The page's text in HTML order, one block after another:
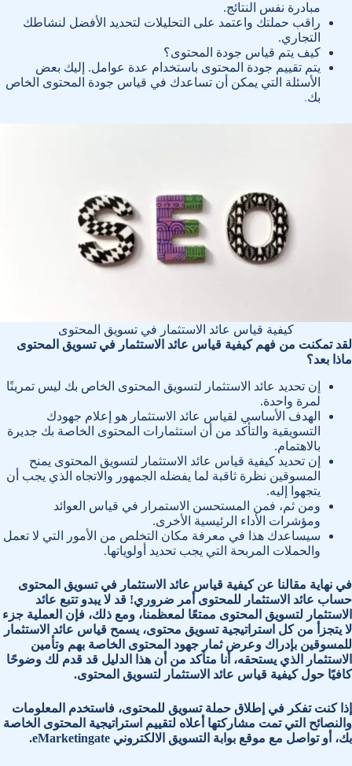
مبادرة نفس النتائج.
راقب حملتك واعتمد على التحليلات لتحديد الأفضل لنشاطك
التجاري.
كيف يتم قياس جودة المحتوى؟
يتم تقييم جودة المحتوى باستخدام عدة عوامل. إليك بعض
الأسئلة التي يمكن أن تساعدك في قياس جودة المحتوى الخاص
بك.
كيفية قياس عائد الاستثمار في تسويق المحتوى
لقد تمكنت من فهم كيفية قياس عائد الاستثمار في تسويق المحتوى
ماذا بعد؟
إن تحديد عائد الاستثمار لتسويق المحتوى الخاص بك ليس تمرينًا
لمرة واحدة.
الهدف الأساسي لقياس عائد الاستثمار هو إعلام جهودك
التسويقية والتأكد من أن استثمارات المحتوى الخاصة بك جديرة
بالاهتمام.
إن تحديد كيفية قياس عائد الاستثمار لتسويق المحتوى يمنح
المسوقين نظرة ثاقبة لما يفضله الجمهور والاتجاه الذي يجب أن
يتجهوا إليه.
ومن ثم، فمن المستحسن الاستمرار في قياس العوائد
ومؤشرات الأداء الرئيسية الأخرى.
سيساعدك هذا في معرفة مكان التخلص من الأمور التي لا تعمل
والحملات المربحة التي يجب تحديد أولوياتها.
في نهاية مقالنا عن كيفية قياس عائد الاستثمار في تسويق المحتوى
حساب عائد الاستثمار للمحتوى أمر ضروري! قد لا يبدو تتبع عائد
الاستثمار لتسويق المحتوى ممتعًا لمعظمنا، ومع ذلك، فإن العملية جزء
لا يتجزأ من كل استراتيجية تسويق محتوى، يسمح قياس عائد الاستثمار
للمسوقين بإدراك وعرض ثمار جهود المحتوى الخاصة بهم وتأمين
الاستثمار الذي يستحقه، أنا متأكد من أن هذا الدليل قد قدم لك وضوحًا
كافيًا حول كيفية قياس عائد الاستثمار لتسويق المحتوى.
إذا كنت تفكر في إطلاق حملة تسويق للمحتوى، فاستخدم المعلومات
والنصائح التي تمت مشاركتها أعلاه لتقييم استراتيجية المحتوى الخاصة
بك، أو تواصل مع موقع بوابة التسويق الالكتروني eMarketingate.